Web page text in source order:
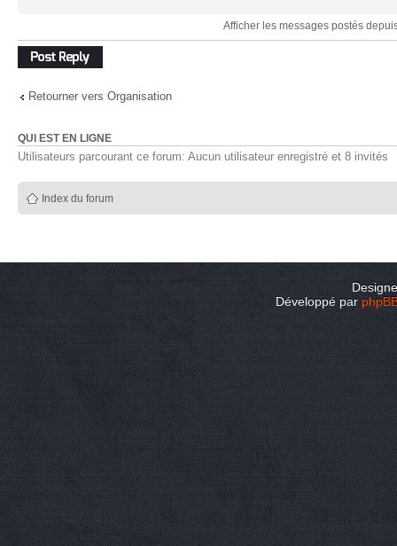
Afficher les messages postés
Répondre
Retourner vers Organisation
QUI EST EN LIGNE
Utilisateurs parcourant ce forum: Aucun utilisateur enregistré et 8 invités
Index du forum
Développé par